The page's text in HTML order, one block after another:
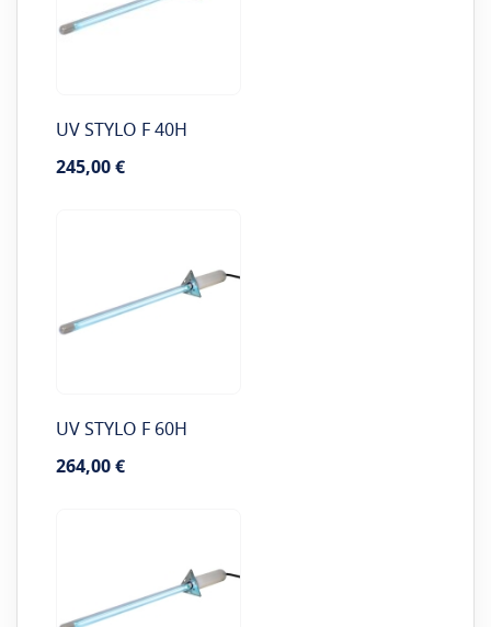
UV STYLO F 40H
245,00 €
UV STYLO F 60H
264,00 €